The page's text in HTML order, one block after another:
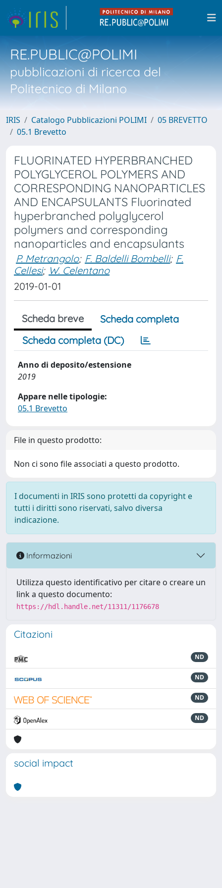
RE.PUBLIC@POLIMI
pubblicazioni di ricerca del
Politecnico di Milano
IRIS Catalogo Pubblicazioni POLIMI
05 BREVETTO
05.1 Brevetto
FLUORINATED HYPERBRANCHED
POLYGLYCEROL POLYMERS AND
CORRESPONDING NANOPARTICLES
AND ENCAPSULANTS Fluorinated
hyperbranched polyglycerol
polymers and corresponding
nanoparticles and encapsulants
P. Metrangolo; F. Baldelli Bombelli; F.
Cellesi; W. Celentano
2019-01-01
Scheda breve
Scheda completa
Scheda completa (DC)
Anno di deposito/estensione
2019
Appare nelle tipologie:
05.1 Brevetto
File in questo prodotto:
Non ci sono file associati a questo prodotto.
I documenti in IRIS sono protetti da copyright e
tutti i diritti sono riservati, salvo diversa
indicazione.
Informazioni
Utilizza questo identificativo per citare o creare un
link a questo documento:
https://hdl.handle.net/11311/1176678
Citazioni
ND
ND
ND
ND
social impact